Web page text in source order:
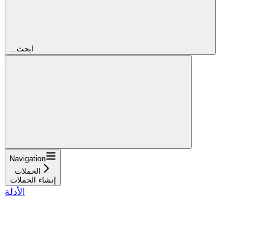
...ابحث
Navigation
الحملات
إنشاء الحملات
الأدلة